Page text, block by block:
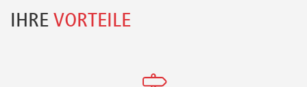
IHRE VORTEILE